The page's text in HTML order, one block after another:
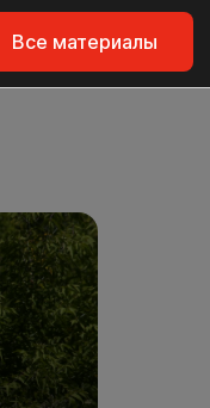
Все материалы